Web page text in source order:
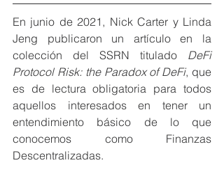
En junio de 2021, Nick Carter y Linda
Jeng publicaron un artículo en la
colección del SSRN titulado DeFi
Protocol Risk: the Paradox of DeFi, que
es de lectura obligatoria para todos
aquellos interesados en tener un
entendimiento básico de lo que
conocemos como Finanzas
Descentralizadas.